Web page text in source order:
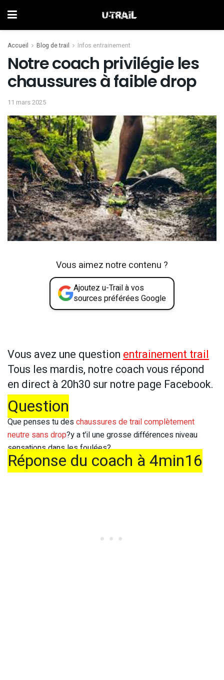
Accueil Blog de trail Infos entrainement
Notre coach privilégie les
chaussures à faible drop
11 mars 2025
Vous aimez notre contenu ?
Ajoutez u-Trail à vos
sources préférées Google
Vous avez une questionentrainement trail
Tous les mardis, notre coach vous répond
en direct à 20h30 sur notre page Facebook.
Question
Que penses tu deschaussures de trail complètement
neutre sans drop?y a t’il une grosse différences niveau
sensations dans les foulées?
Réponse du coach à 4min16